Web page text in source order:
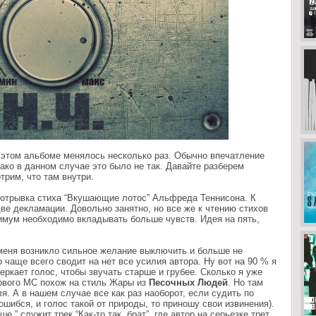
альбоме менялось несколько раз. Обычно впечатление
в данном случае это было не так. Давайте разберем
что там внутри.
стиха “Вкушающие лотос” Альфреда Теннисона. К
декламации. Довольно занятно, но все же к чтению стихов
необходимо вкладывать больше чувств. Идея на пять,
возникло сильное желание выключить и больше не
всего сводит на нет все усилия автора. Ну вот на 90 % я
голос, чтобы звучать старше и грубее. Сколько я уже
МС похож на стиль Жары из Песочных Людей. Но там
А в нашем случае все как раз наоборот, если судить по
и голос такой от природы, то приношу свои извинения).